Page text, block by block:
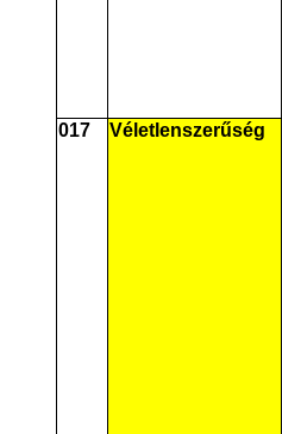
017 Véletlenszerűség